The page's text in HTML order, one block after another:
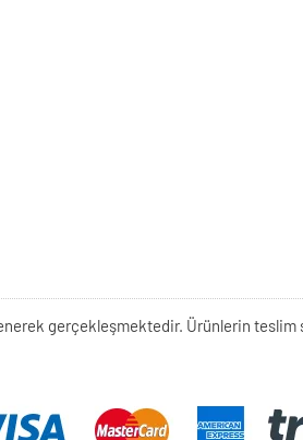
gerçekleşmektedir. Ürünlerin teslim